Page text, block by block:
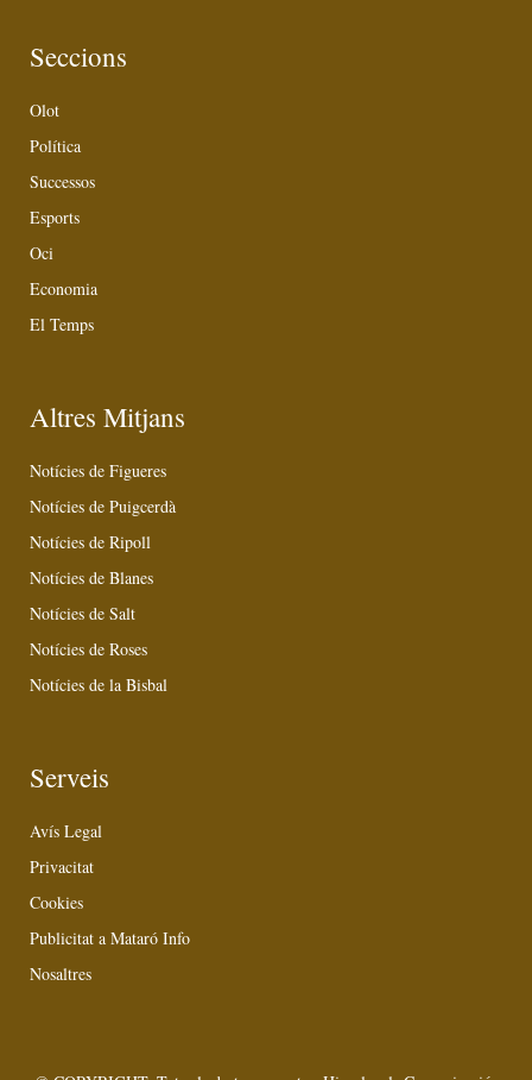
Seccions
Olot
Política
Successos
Esports
Oci
Economia
El Temps
Altres Mitjans
Notícies de Figueres
Notícies de Puigcerdà
Notícies de Ripoll
Notícies de Blanes
Notícies de Salt
Notícies de Roses
Notícies de la Bisbal
Serveis
Avís Legal
Privacitat
Cookies
Publicitat a Mataró Info
Nosaltres